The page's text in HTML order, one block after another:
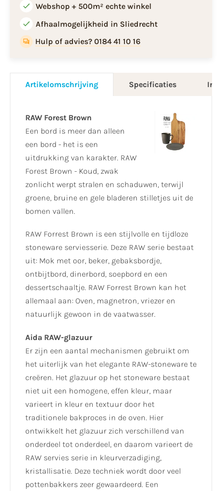
Webshop + 500m² echte winkel
Afhaalmogelijkheid in Sliedrecht
Hulp of advies? 0184 41 10 16
Artikelomschrijving Specificaties
RAW Forest Brown
Een bord is meer dan alleen
een bord - het is een
uitdrukking van karakter. RAW
Forest Brown - Koud, zwak
zonlicht werpt stralen en schaduwen, terwijl
groene, bruine en gele bladeren stilletjes uit de
bomen vallen.
RAW Forrest Brown is een stijlvolle en tijdloze
stoneware serviesserie. Deze RAW serie bestaat
uit: Mok met oor, beker, gebaksbordje,
ontbijtbord, dinerbord, soepbord en een
dessertschaaltje. RAW Forrest Brown kan het
allemaal aan: Oven, magnetron, vriezer en
natuurlijk gewoon in de vaatwasser.
Aida RAW-glazuur
Er zijn een aantal mechanismen gebruikt om
het uiterlijk van het elegante RAW-stoneware te
creëren. Het glazuur op het stoneware bestaat
niet uit een homogene, effen kleur, maar
varieert in kleur en textuur door het
traditionele bakproces in de oven. Hier
ontwikkelt het glazuur zich verschillend van
onderdeel tot onderdeel, en daarom varieert de
RAW servies serie in kleurverzadiging,
kristallisatie. Deze techniek wordt door veel
pottenbakkers zeer gewaardeerd. Een